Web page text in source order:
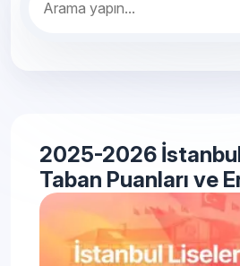
2025-2026
Taban Puanları ve